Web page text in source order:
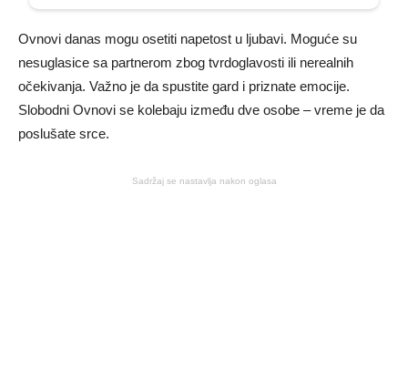
Ovnovi danas mogu osetiti napetost u ljubavi. Moguće su
nesuglasice sa partnerom zbog tvrdoglavosti ili nerealnih
očekivanja. Važno je da spustite gard i priznate emocije.
Slobodni Ovnovi se kolebaju između dve osobe – vreme je da
poslušate srce.
Sadržaj se nastavlja nakon oglasa